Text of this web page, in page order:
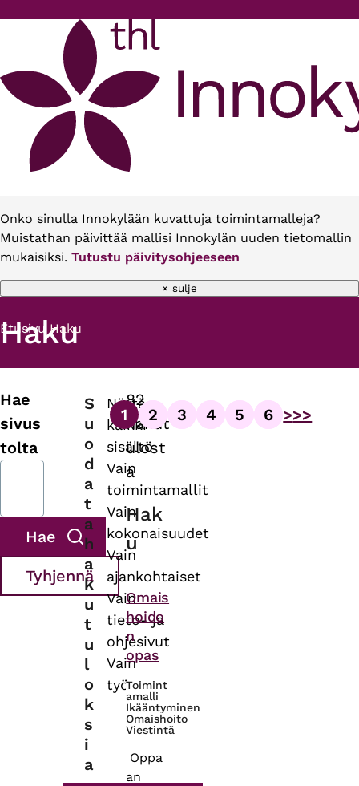
Onko sinulla Innokylään kuvattuja toimintamalleja?
Muistathan päivittää mallisi Innokylän uuden tietomallin
mukaisiksi. Tutustu päivitysohjeeseen
× sulje
Murupolku
Etusivu Haku
Haku
Hae
sivus
tolta
S
u
o
d
a
t
a
h
a
k
u
t
u
l
o
k
s
i
a
Näytä
kaikki
sisältö
Vain
toimintamallit
Vain
kokonaisuudet
Vain
ajankohtaiset
Vain
tieto- ja
ohjesivut
Vain
työkalut
82
hakut
ulost
a
Hak
u
Omais
hoido
n
opas
Toimint
amalli
Asiasanat
Ikääntyminen
Omaishoito
Viestintä
Oppa
an
Sivutus
Sivu
1
Sivu
2
Sivu
3
Sivu
4
Sivu
5
Sivu
6 >>>